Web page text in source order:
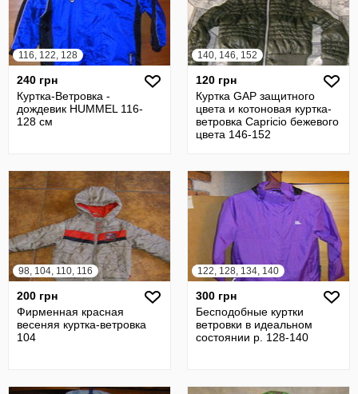
116, 122, 128
240 грн
Куртка-Ветровка -
дождевик HUMMEL 116-
128 см
140, 146, 152
120 грн
Куртка GAP защитного
цвета и котоновая куртка-
ветровка Capricio бежевого
цвета 146-152
98, 104, 110, 116
200 грн
Фирменная красная
весеняя куртка-ветровка
104
122, 128, 134, 140
300 грн
Бесподобные куртки
ветровки в идеальном
состоянии р. 128-140